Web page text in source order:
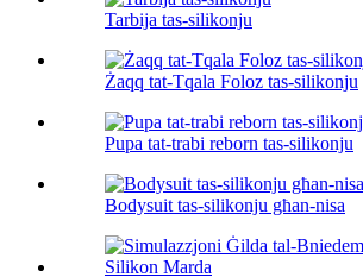
Tarbija tas-silikonju
Żaqq tat-Tqala Foloz tas-silikonju
Pupa tat-trabi reborn tas-silikonju
Bodysuit tas-silikonju għan-nisa